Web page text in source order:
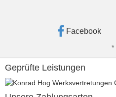
Facebook
*
Geprüfte Leistungen